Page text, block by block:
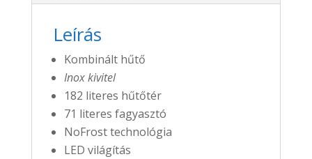
Leírás
Kombinált hűtő
Inox kivitel
182 literes hűtőtér
71 literes fagyasztó
NoFrost technológia
LED világítás